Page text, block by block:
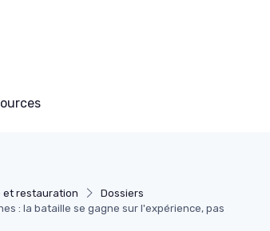
et restauration
Dossiers
: la bataille se gagne sur l'expérience, pas